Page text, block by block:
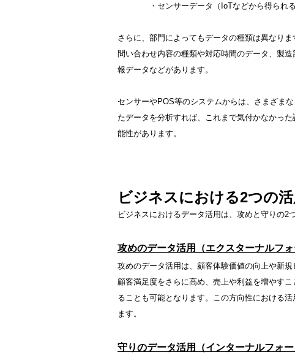
・センサーデータ（IoTなどから得られる位
さらに、部門によってもデータの種類は異なり
問い合わせ内容の種類や対応時間のデータ、製
報データなどがあります。
センサーやPOS等のシステムからは、さまざま
たデータを分析すれば、これまで気付かなかっ
能性があります。
ビジネスにおける2つの
ビジネスにおけるデータ活用は、攻めと守りの2
攻めのデータ活用（エクスターナルフォ
攻めのデータ活用は、顧客体験価値の向上や新
顧客満足度をさらに高め、売上や利益を増やす
ることも可能となります。この方向性における
ます。
守りのデータ活用（インターナルフォー